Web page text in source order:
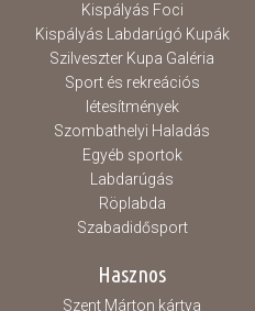
Kispályás Foci
Kispályás Labdarúgó Kupák
Szilveszter Kupa Galéria
Sport és rekreációs
létesítmények
Szombathelyi Haladás
Egyéb sportok
Labdarúgás
Röplabda
Szabadidősport
Hasznos
Szent Márton kártya